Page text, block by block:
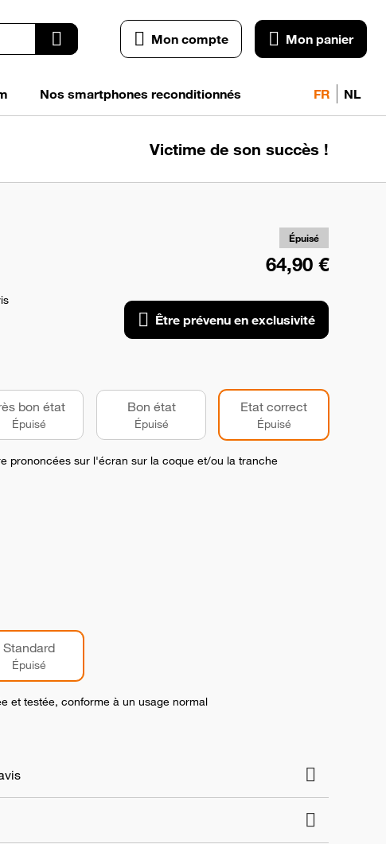
Mon compte Mon panier
Nos smartphones reconditionnés FR NL
Victime de son succès !
Épuisé
64,90 €
Être prévenu en exclusivité
bon état
Épuisé
Bon état
Épuisé
Etat correct
Épuisé
prononcées sur l'écran sur la coque et/ou la tranche
Standard
Épuisé
et testée, conforme à un usage normal